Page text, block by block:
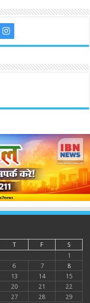
T F
S
1
6 7
8
13 14
15
20 21
22
27 28
29